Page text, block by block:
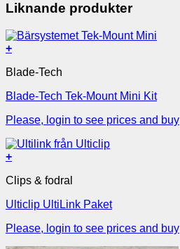
Liknande produkter
+
Blade-Tech
Blade-Tech Tek-Mount Mini Kit
Please, login to see prices and buy
+
Clips & fodral
Ulticlip UltiLink Paket
Please, login to see prices and buy